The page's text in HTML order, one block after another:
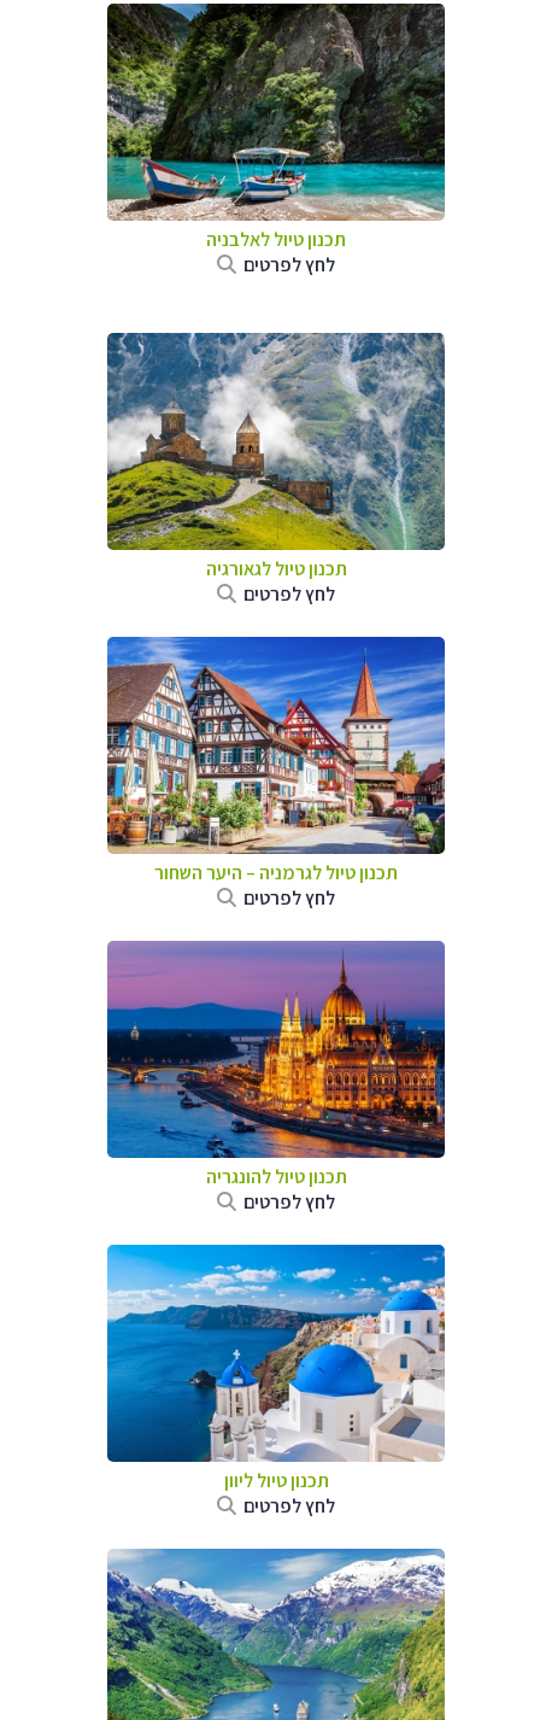
תכנון טיול לאלבניה
לחץ לפרטים
תכנון טיול לגאורגיה
לחץ לפרטים
תכנון טיול לגרמניה – היער השחור
לחץ לפרטים
תכנון טיול להונגריה
לחץ לפרטים
תכנון טיול ליוון
לחץ לפרטים